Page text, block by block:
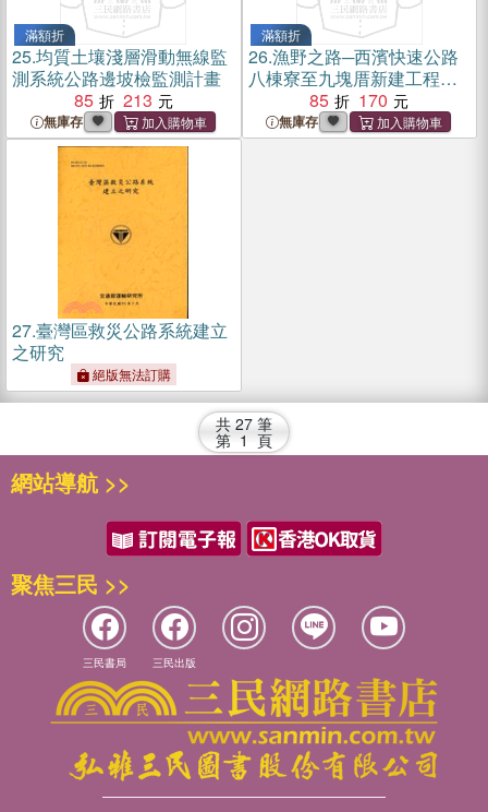
滿額折
25.均質土壤淺層滑動無線監
測系統公路邊坡檢監測計畫
85
213
無庫存
滿額折
26.漁野之路─西濱快速公路
八棟寮至九塊厝新建工程紀
錄片1(DVD)
85 170
無庫存
27.臺灣區救災公路系統建立
之研究
絕版無法訂購
共 27 筆
第 1 頁
網站導航 >>
聚焦三民 >>
三民書局 三民出版